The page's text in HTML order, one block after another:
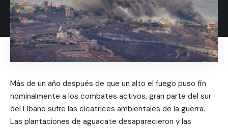
Más de un año después de que un alto el fuego puso fin
nominalmente a los combates activos, gran parte del sur
del Líbano sufre las cicatrices ambientales de la guerra.
Las plantaciones de aguacate desaparecieron y las